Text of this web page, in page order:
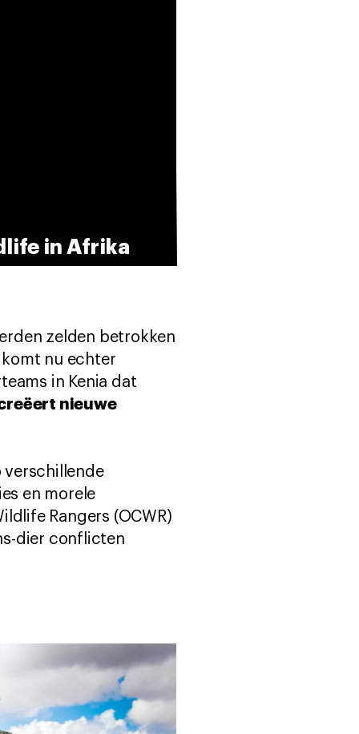
in Afrika
zelden betrokken
nu echter
in Kenia dat
nieuwe
verschillende
en morele
Rangers (OCWR)
dier conflicten